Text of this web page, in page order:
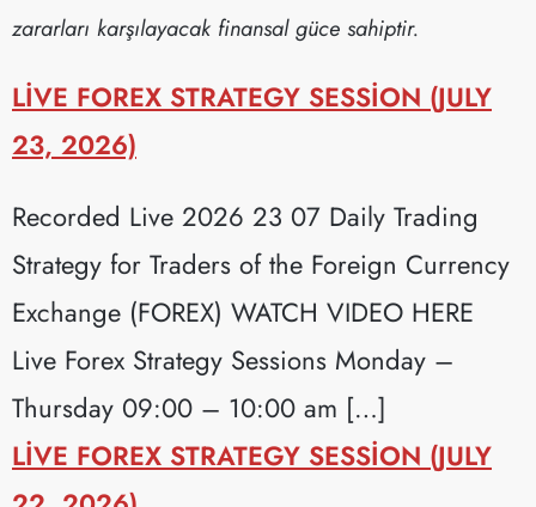
zararları karşılayacak finansal güce sahiptir.
LIVE FOREX STRATEGY SESSION (JULY
23, 2026)
Recorded Live 2026 23 07 Daily Trading
Strategy for Traders of the Foreign Currency
Exchange (FOREX) WATCH VIDEO HERE
Live Forex Strategy Sessions Monday –
Thursday 09:00 – 10:00 am […]
LIVE FOREX STRATEGY SESSION (JULY